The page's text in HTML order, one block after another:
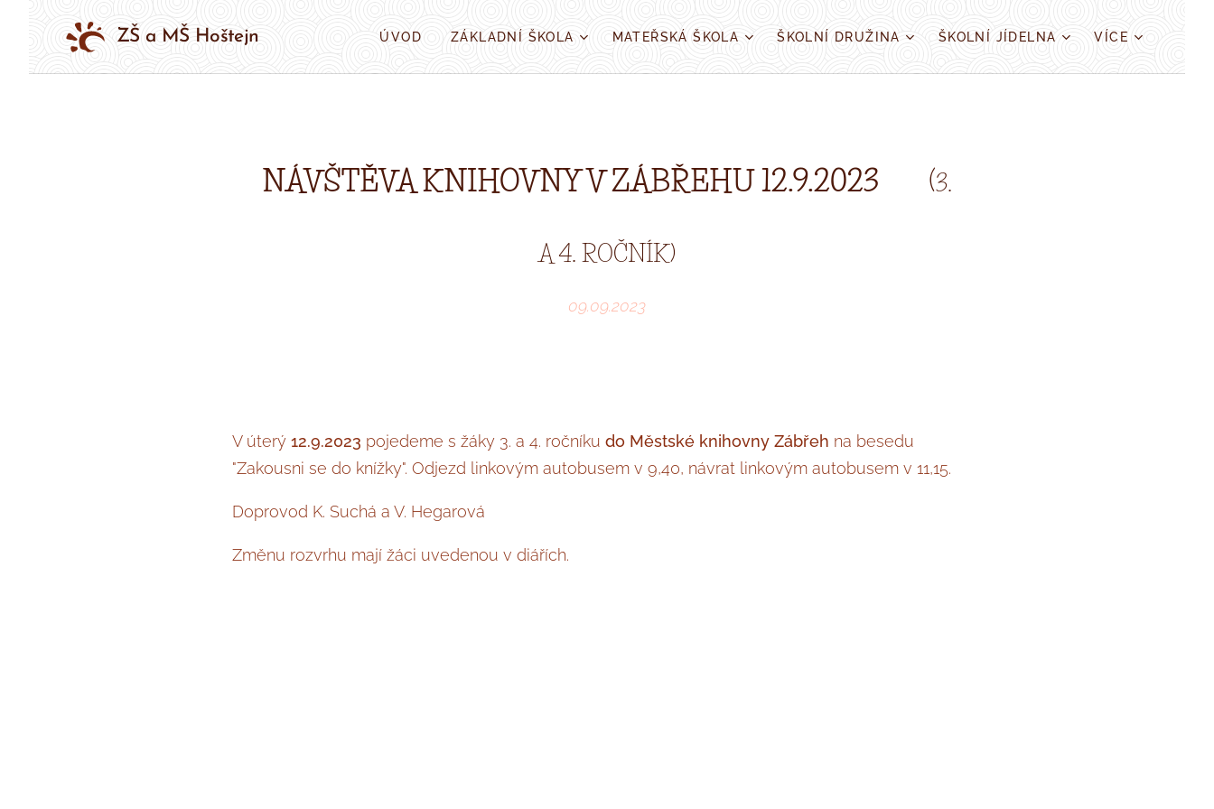
ZŠ a MŠ Hoštejn ÚVOD ZÁKLADNÍ ŠKOLA MATEŘSKÁ ŠKOLA ŠKOLNÍ DRUŽINA ŠKOLNÍ JÍDELNA VÍCE
NÁVŠTĚVA KNIHOVNY V ZÁBŘEHU 12.9.2023 (3.
A 4. ROČNÍK)
09.09.2023
V úterý 12.9.2023 pojedeme s žáky 3. a 4. ročníku do Městské knihovny Zábřeh na besedu
"Zakousni se do knížky". Odjezd linkovým autobusem v 9,40, návrat linkovým autobusem v 11,15.
Doprovod K. Suchá a V. Hegarová
Změnu rozvrhu mají žáci uvedenou v diářích.